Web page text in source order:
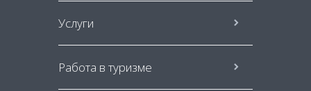
Услуги
Работа в туризме